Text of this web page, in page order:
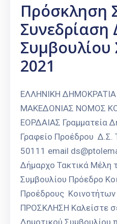
Πρόσκληση
Συνεδρίαση
Συμβουλίου
2021
ΕΛΛΗΝΙΚΗ ΔΗΜΟΚΡΑΤΙΑ
ΜΑΚΕΔΟΝΙΑΣ ΝΟΜΟΣ
ΕΟΡΔΑΙΑΣ Γραμματεία
Γραφείο Προέδρου Δ.Σ.
50111 email
Δήμαρχο Τακτικά Μέλη
Συμβουλίου Πρόεδρο
Προέδρους
ΠΡΟΣΚΛΗΣΗ Καλείστε